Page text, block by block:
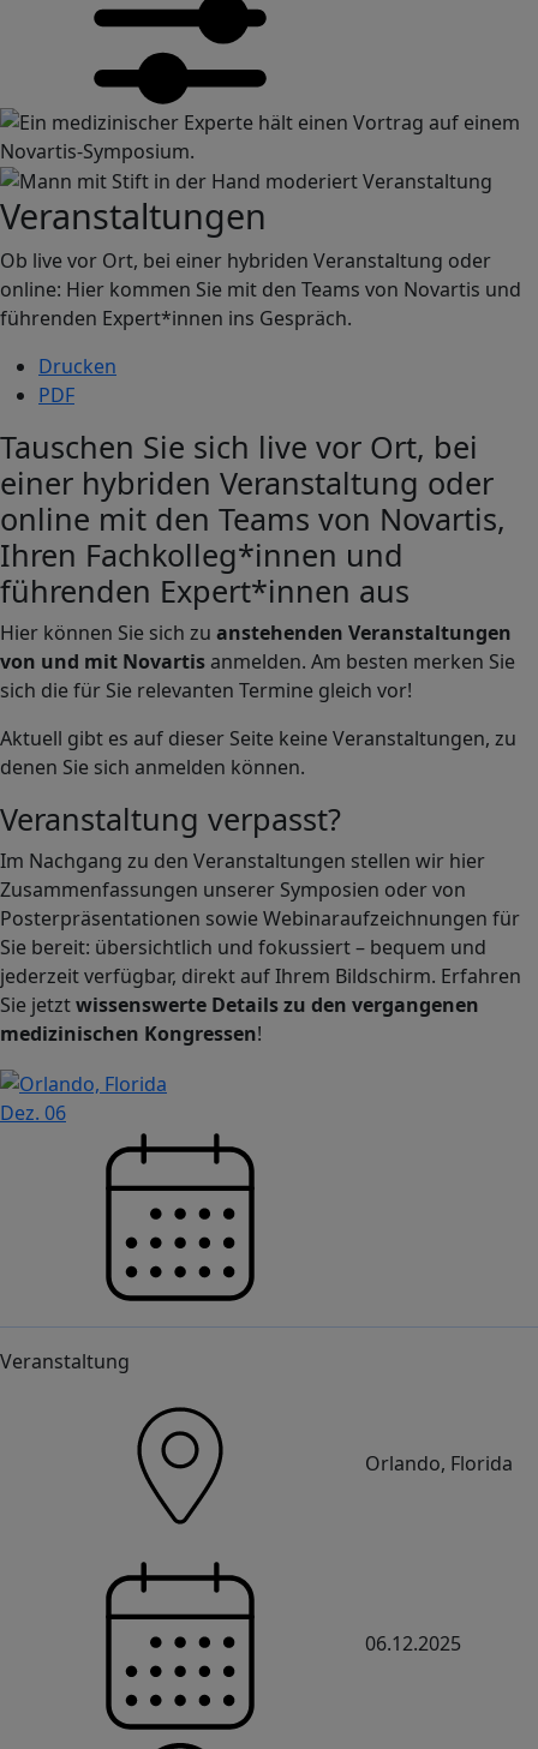
Image
Image
Veranstaltungen
Ob live vor Ort, bei einer hybriden Veranstaltung oder
online: Hier kommen Sie mit den Teams von Novartis und
führenden Expert*innen ins Gespräch.
Drucken
PDF
Tauschen Sie sich live vor Ort, bei
einer hybriden Veranstaltung oder
online mit den Teams von Novartis,
Ihren Fachkolleg*innen und
führenden Expert*innen aus
Hier können Sie sich zu anstehenden Veranstaltungen
von und mit Novartisanmelden. Am besten merken Sie
sich die für Sie relevanten Termine gleich vor!
Aktuell gibt es auf dieser Seite keine Veranstaltungen, zu
denen Sie sich anmelden können.
Veranstaltung verpasst?
Im Nachgang zu den Veranstaltungen stellen wir hier
Zusammenfassungen unserer Symposien oder von
Posterpräsentationen sowie Webinaraufzeichnungen für
Sie bereit: übersichtlich und fokussiert – bequem und
jederzeit verfügbar, direkt auf Ihrem Bildschirm. Erfahren
Sie jetztwissenswerte Details zu den vergangenen
medizinischen Kongressen!
Dez. 06
Veranstaltung
Orlando, Florida
06.12.2025